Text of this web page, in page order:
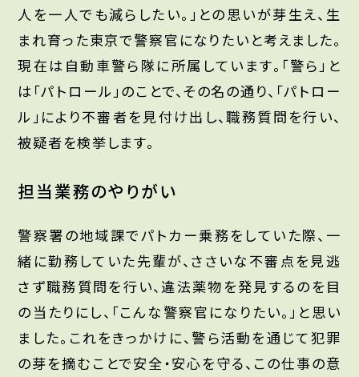
人を一人でも減らしたい。」との思いが芽生え、生
まれ育った東京で警察官になりたいと考えました。
現在は自動車警ら隊に所属しています。「警ら」と
は「パトロール」のことで、その名の通り、「パトロー
ル」により不審者を見付け出し、職務質問を行い、
被疑者を検挙します。
担当業務のやりがい
警察署の地域課でパトカー乗務をしていた際、一
緒に勤務していた先輩が、ささいな不審点を見逃
さず職務質問を行い、違法薬物を発見するのを目
の当たりにし、「こんな警察官になりたい。」と思い
ました。これをきっかけに、警ら活動を通じて犯罪
の芽を摘むことで安全・安心を守る、この仕事の意